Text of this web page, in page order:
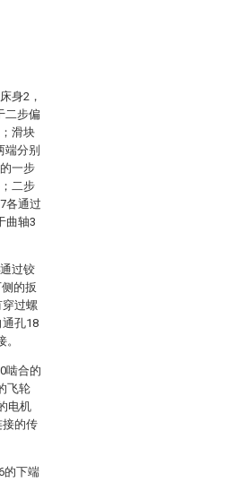
身2，
二步偏
滑块
端分别
一步
二步
各通过
曲轴3
过铰
的扳
过螺
孔18
啮合的
飞轮
电机
接的传
的下端